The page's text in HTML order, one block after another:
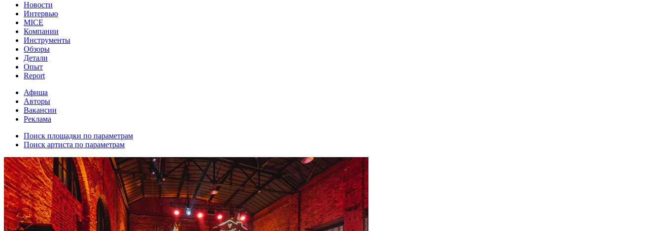
Новости
Интервью
MICE
Компании
Инструменты
Обзоры
Детали
Опыт
Report
Афиша
Авторы
Вакансии
Реклама
Поиск площадки по параметрам
Поиск артиста по параметрам